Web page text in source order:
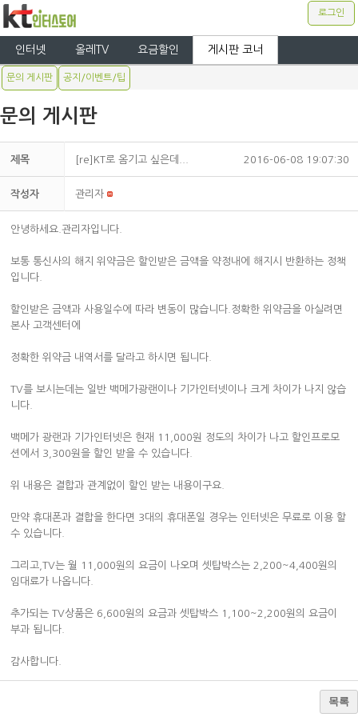
로그인
인터넷 올레TV 요금할인 게시판 코너
문의 게시판 공지/이벤트/팁
문의 게시판
제목 [re]KT로 옴기고 싶은데... 2016-06-08 19:07:30
작성자 관리자
안녕하세요.관리자입니다.
보통 통신사의 해지 위약금은 할인받은 금액을 약정내에 해지시 반환하는 정책
입니다.
할인받은 금액과 사용일수에 따라 변동이 많습니다.정확한 위약금을 아실려면
본사 고객센터에
정확한 위약금 내역서를 달라고 하시면 됩니다.
TV를 보시는데는 일반 백메가광랜이나 기가인터넷이나 크게 차이가 나지 않습
니다.
백메가 광랜과 기가인터넷은 현재 11,000원 정도의 차이가 나고 할인프로모
션에서 3,300원을 할인 받을 수 있습니다.
위 내용은 결합과 관계없이 할인 받는 내용이구요.
만약 휴대폰과 결합을 한다면 3대의 휴대폰일 경우는 인터넷은 무료로 이용 할
수 있습니다.
그리고,TV는 월 11,000원의 요금이 나오며 셋탑박스는 2,200~4,400원의
임대료가 나옵니다.
추가되는 TV상품은 6,600원의 요금과 셋탑박스 1,100~2,200원의 요금이
부과 됩니다.
감사합니다.
목록